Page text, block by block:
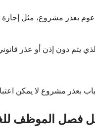
بعذر مشروع، مثل
يتم دون إذن أو عذر
بعذر مشروع لا يمكن
قبل فصل الموظف